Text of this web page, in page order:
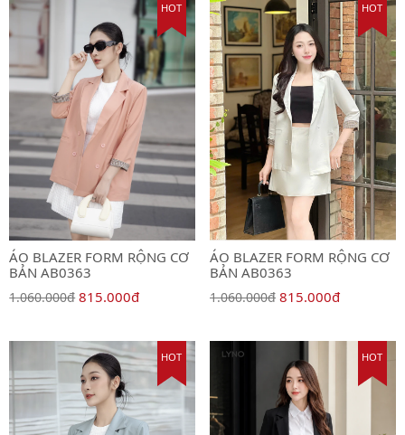
HOT
ÁO BLAZER FORM RỘNG CƠ
BẢN AB0363
1.060.000đ 815.000đ
HOT
ÁO BLAZER FORM RỘNG CƠ
BẢN AB0363
1.060.000đ 815.000đ
HOT HOT